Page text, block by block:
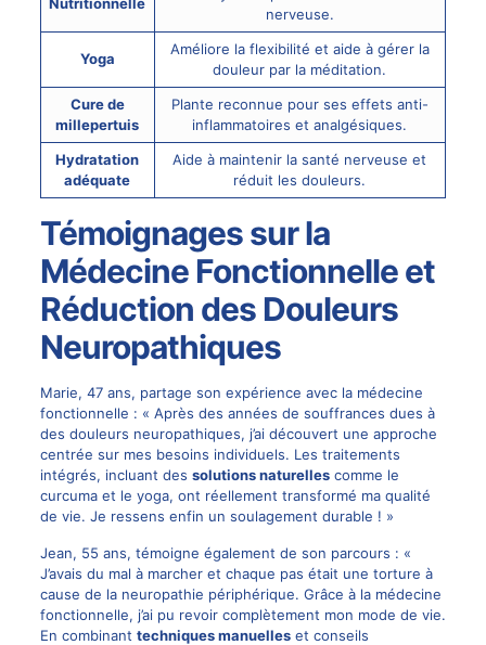
nerveuse.
Yoga
Améliore la flexibilité et aide à gérer la
douleur par la méditation.
Cure de
millepertuis
Plante reconnue pour ses effets anti-
inflammatoires et analgésiques.
Hydratation
adéquate
Aide à maintenir la santé nerveuse et
réduit les douleurs.
Témoignages sur la
Médecine Fonctionnelle et
Réduction des Douleurs
Neuropathiques
Marie, 47 ans, partage son expérience avec la médecine
fonctionnelle : « Après des années de souffrances dues à
des douleurs neuropathiques, j’ai découvert une approche
centrée sur mes besoins individuels. Les traitements
intégrés, incluant des solutions naturellescomme le
curcuma et le yoga, ont réellement transformé ma qualité
de vie. Je ressens enfin un soulagement durable ! »
Jean, 55 ans, témoigne également de son parcours : «
J’avais du mal à marcher et chaque pas était une torture à
cause de la neuropathie périphérique. Grâce à la médecine
fonctionnelle, j’ai pu revoir complètement mon mode de vie.
En combinant techniques manuelleset conseils